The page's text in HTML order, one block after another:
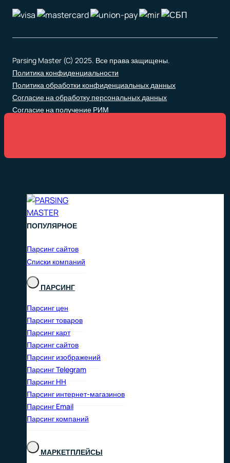
Parsing Master (C) 2025. Все права защищены.
Политика конфиденциальности
Политика обработки конфиденциальных данных
Согласие на обработку персональных данных
Согласие на получение РИМ
ПОПУЛЯРНОЕ
Парсинг сайтов
Списки компаний
ПАРСИНГ
Парсинг цен
Парсинг товаров
Парсинг карт
Парсинг сайтов
Парсинг изображений
Парсинг Telegram
Парсинг HH
Парсинг интернет-магазинов
Парсинг Email
Парсинг компаний
МАРКЕТПЛЕЙСЫ